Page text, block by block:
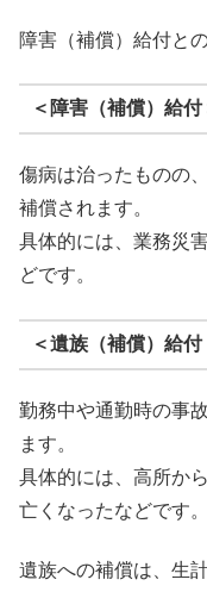
障害（補償）給付と
＜障害（補償）給付
傷病は治ったものの
補償されます。
具体的には、業務災
どです。
＜遺族（補償）給
勤務中や通勤時の事
ます。
具体的には、高所か
亡くなったなどです。
遺族への補償は、生